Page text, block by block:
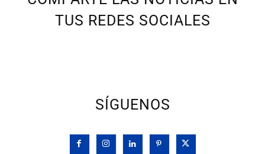
TUS REDES SOCIALES
SÍGUENOS